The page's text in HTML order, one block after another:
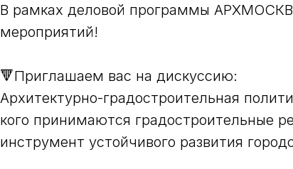
В рамках деловой программы
мероприятий!
🔻Приглашаем вас на дискуссию:
Архитектурно-градостроительная
кого принимаются градостроительные
инструмент устойчивого развития